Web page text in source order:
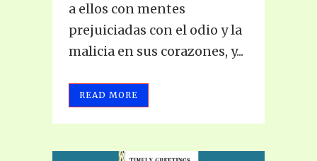
a ellos con mentes
prejuiciadas con el odio y la
malicia en sus corazones, y...
READ MORE